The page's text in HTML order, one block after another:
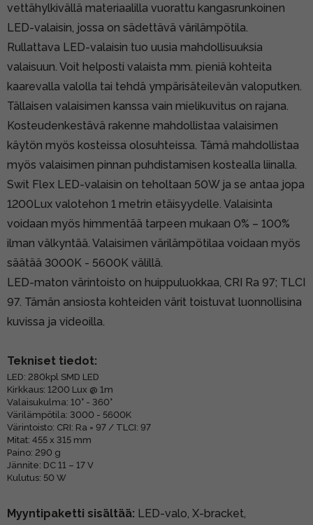
vettähylkivällä materiaalilla vuorattu kangasrunkoinen
LED-valaisin, jossa on sädettävä värilämpötila.
Rullattava LED-valaisin tuo uusia mahdollisuuksia
valaisuun. Voit helposti valaista mm. pieniä kohteita
kaarevalla valolla tai tehdä ympärisäteilevän valoputken.
Tällaisen valaisimen kanssa vain mielikuvitus on rajana.
Kosteudenkestävä rakenne mahdollistaa valaisimen
käytön myös kosteissa olosuhteissa. Tämä mahdollistaa
myös valaisimen pinnan puhdistamisen kostealla liinalla.
Swit Flex LED-valaisin on teholtaan 50W ja se antaa jopa
1200Lux valotehon 1 metrin etäisyydelle. Valaisinta
voidaan myös himmentää tarpeen mukaan 0% – 100%
ilman välkyntää. Valaisimen värilämpötilaa voidaan myös
säätää 3000K - 5600K välillä.
LED-maton värintoisto on huippuluokkaa, CRI Ra 97; TLCI
97. Tämän ansiosta kohteiden värit toistuvat luonnollisina
kuvissa ja videoilla.
Tekniset tiedot:
LED: 280kpl SMD LED
Kirkkaus: 1200 Lux @ 1m
Valaisukulma: 10° - 360°
Värilämpötila: 3000 - 5600K
Värintoisto: CRI: Ra = 97 / TLCI: 97
Mitat: 455 x 315 mm
Paino: 290 g
Jännite: DC 11 – 17 V
Kulutus: 50 W
Myyntipaketti sisältää: LED-valo, X-bracket,